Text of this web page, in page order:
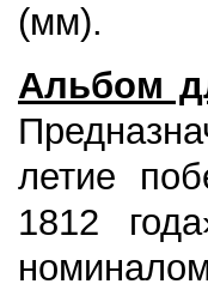
(мм).
Альбом
летие
1812